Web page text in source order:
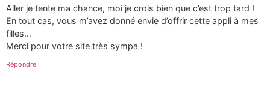
Aller je tente ma chance, moi je crois bien que c’est trop tard !
En tout cas, vous m’avez donné envie d’offrir cette appli à mes
filles…
Merci pour votre site très sympa !
Répondre